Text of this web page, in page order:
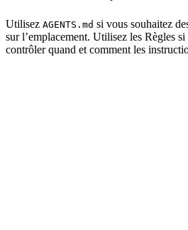
Utilisez AGENTS.md si vous souhaitez
sur l’emplacement. Utilisez les Règles
contrôler quand et comment les